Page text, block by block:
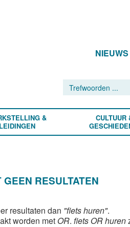
NIEUWS
&
CULTUUR
RESULTATEN
resultaten dan "fiets huren".
worden met OR. fiets OR huren